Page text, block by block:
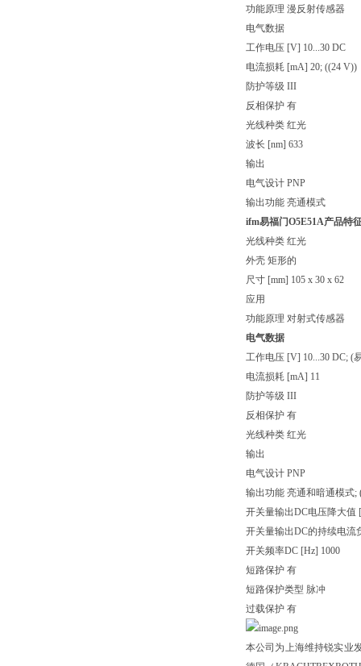
功能原理 漫反射传感器
电气数据
工作电压 [V] 10...30 DC
电流损耗 [mA] 20; ((24 V))
防护等级 III
反相保护 有
光线种类 红光
波长 [nm] 633
输出
电气设计 PNP
输出功能 亮通模式
ifm易福门O5E51A产品特
光线种类 红光
外壳 矩形的
尺寸 [mm] 105 x 30 x 62
应用
功能原理 对射式传感器
电气数据
工作电压 [V] 10...30 DC; (
电流损耗 [mA] 11
防护等级 III
反相保护 有
光线种类 红光
输出
电气设计 PNP
输出功能 亮通和暗通模式;
开关量输出DC电压降大值
开关量输出DC的持续电流
开关频率DC [Hz] 1000
短路保护 有
短路保护类型 脉冲
过载保护 有
本公司为上海维持锐实业